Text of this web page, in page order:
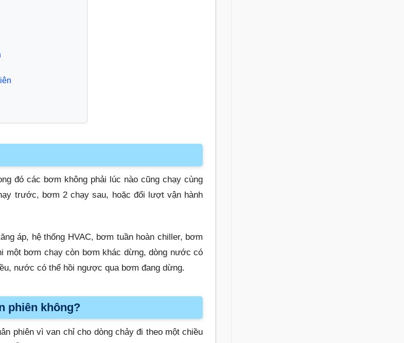
đó các bơm không phải lúc nào cũng chạy cùng
trước, bơm 2 chạy sau, hoặc đổi lượt vận hành
áp, hệ thống HVAC, bơm tuần hoàn chiller, bơm
một bơm chạy còn bơm khác dừng, dòng nước có
nước có thể hồi ngược qua bơm đang dừng.
phiên không?
phiên vì van chỉ cho dòng chảy đi theo một chiều